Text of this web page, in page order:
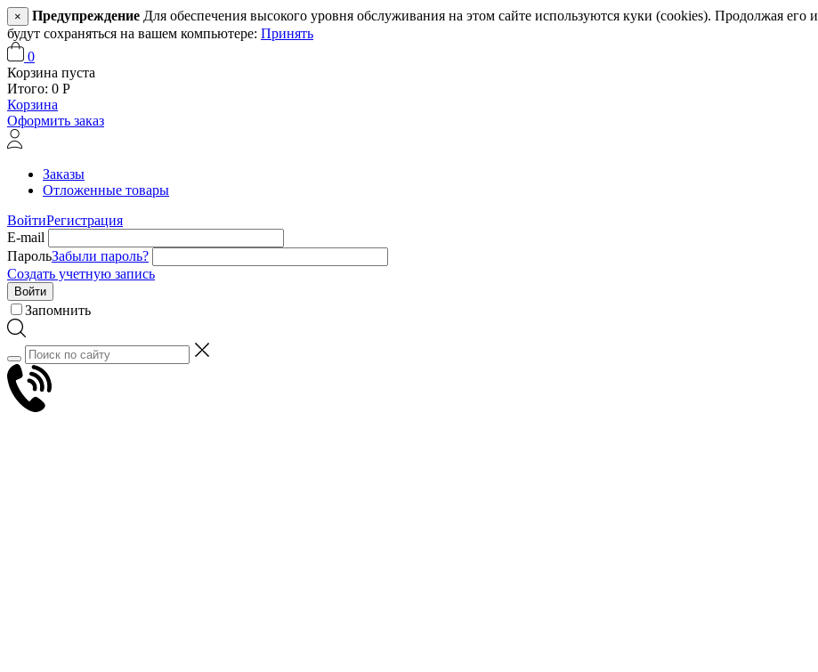
× Предупреждение Для обеспечения высокого уровня обслуживания на этом сайте используются куки (cookies). Продолжая его
будут сохраняться на вашем компьютере: Принять
0
Корзина пуста
Итого: 0 Р
Корзина
Оформить заказ
Заказы
Отложенные товары
ВойтиРегистрация
E-mail
ПарольЗабыли пароль?
Создать учетную запись
Войти
Запомнить